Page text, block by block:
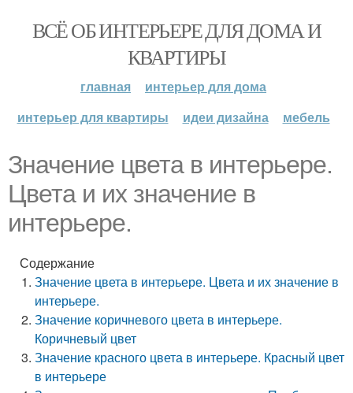
ВСЁ ОБ ИНТЕРЬЕРЕ ДЛЯ ДОМА И
КВАРТИРЫ
главная
интерьер для дома
интерьер для квартиры
идеи дизайна мебель
Значение цвета в интерьере.
Цвета и их значение в
интерьере.
Содержание
Значение цвета в интерьере. Цвета и их значение в
интерьере.
Значение коричневого цвета в интерьере.
Коричневый цвет
Значение красного цвета в интерьере. Красный цвет
в интерьере